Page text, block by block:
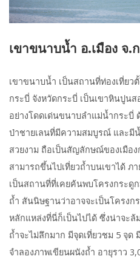
เขาขนาบน้ำ อ.เมือง จ.
เขาขนาบน้ำ เป็นสถานที่ท่องเที่ยว
กระบี่ จังหวัดกระบี่ เป็นเขาหินปูน
อย่างโดดเด่นขนาบลำแม่น้ำกระบี่
ป่าชายเลนที่มีความสมบูรณ์ และมี
สวยงาม ถือเป็นสัญลักษณ์ของเมือง
สามารถขึ้นไปเที่ยวถ้ำบนเขาได้ ภ
เป็นสถานที่ที่เคยค้นพบโครงกระ
ถ้ำ สันนิษฐานว่าอาจจะเป็นโครง
หลักแหล่งที่นี่ก็เป็นไปได้ ซึ่งน่าจะล้
ถ้ำจะไม่ลึกมาก มีจุดเที่ยวชม 5 จุ
จำลองภาพเขียนผนังถ้ำ อายุราว